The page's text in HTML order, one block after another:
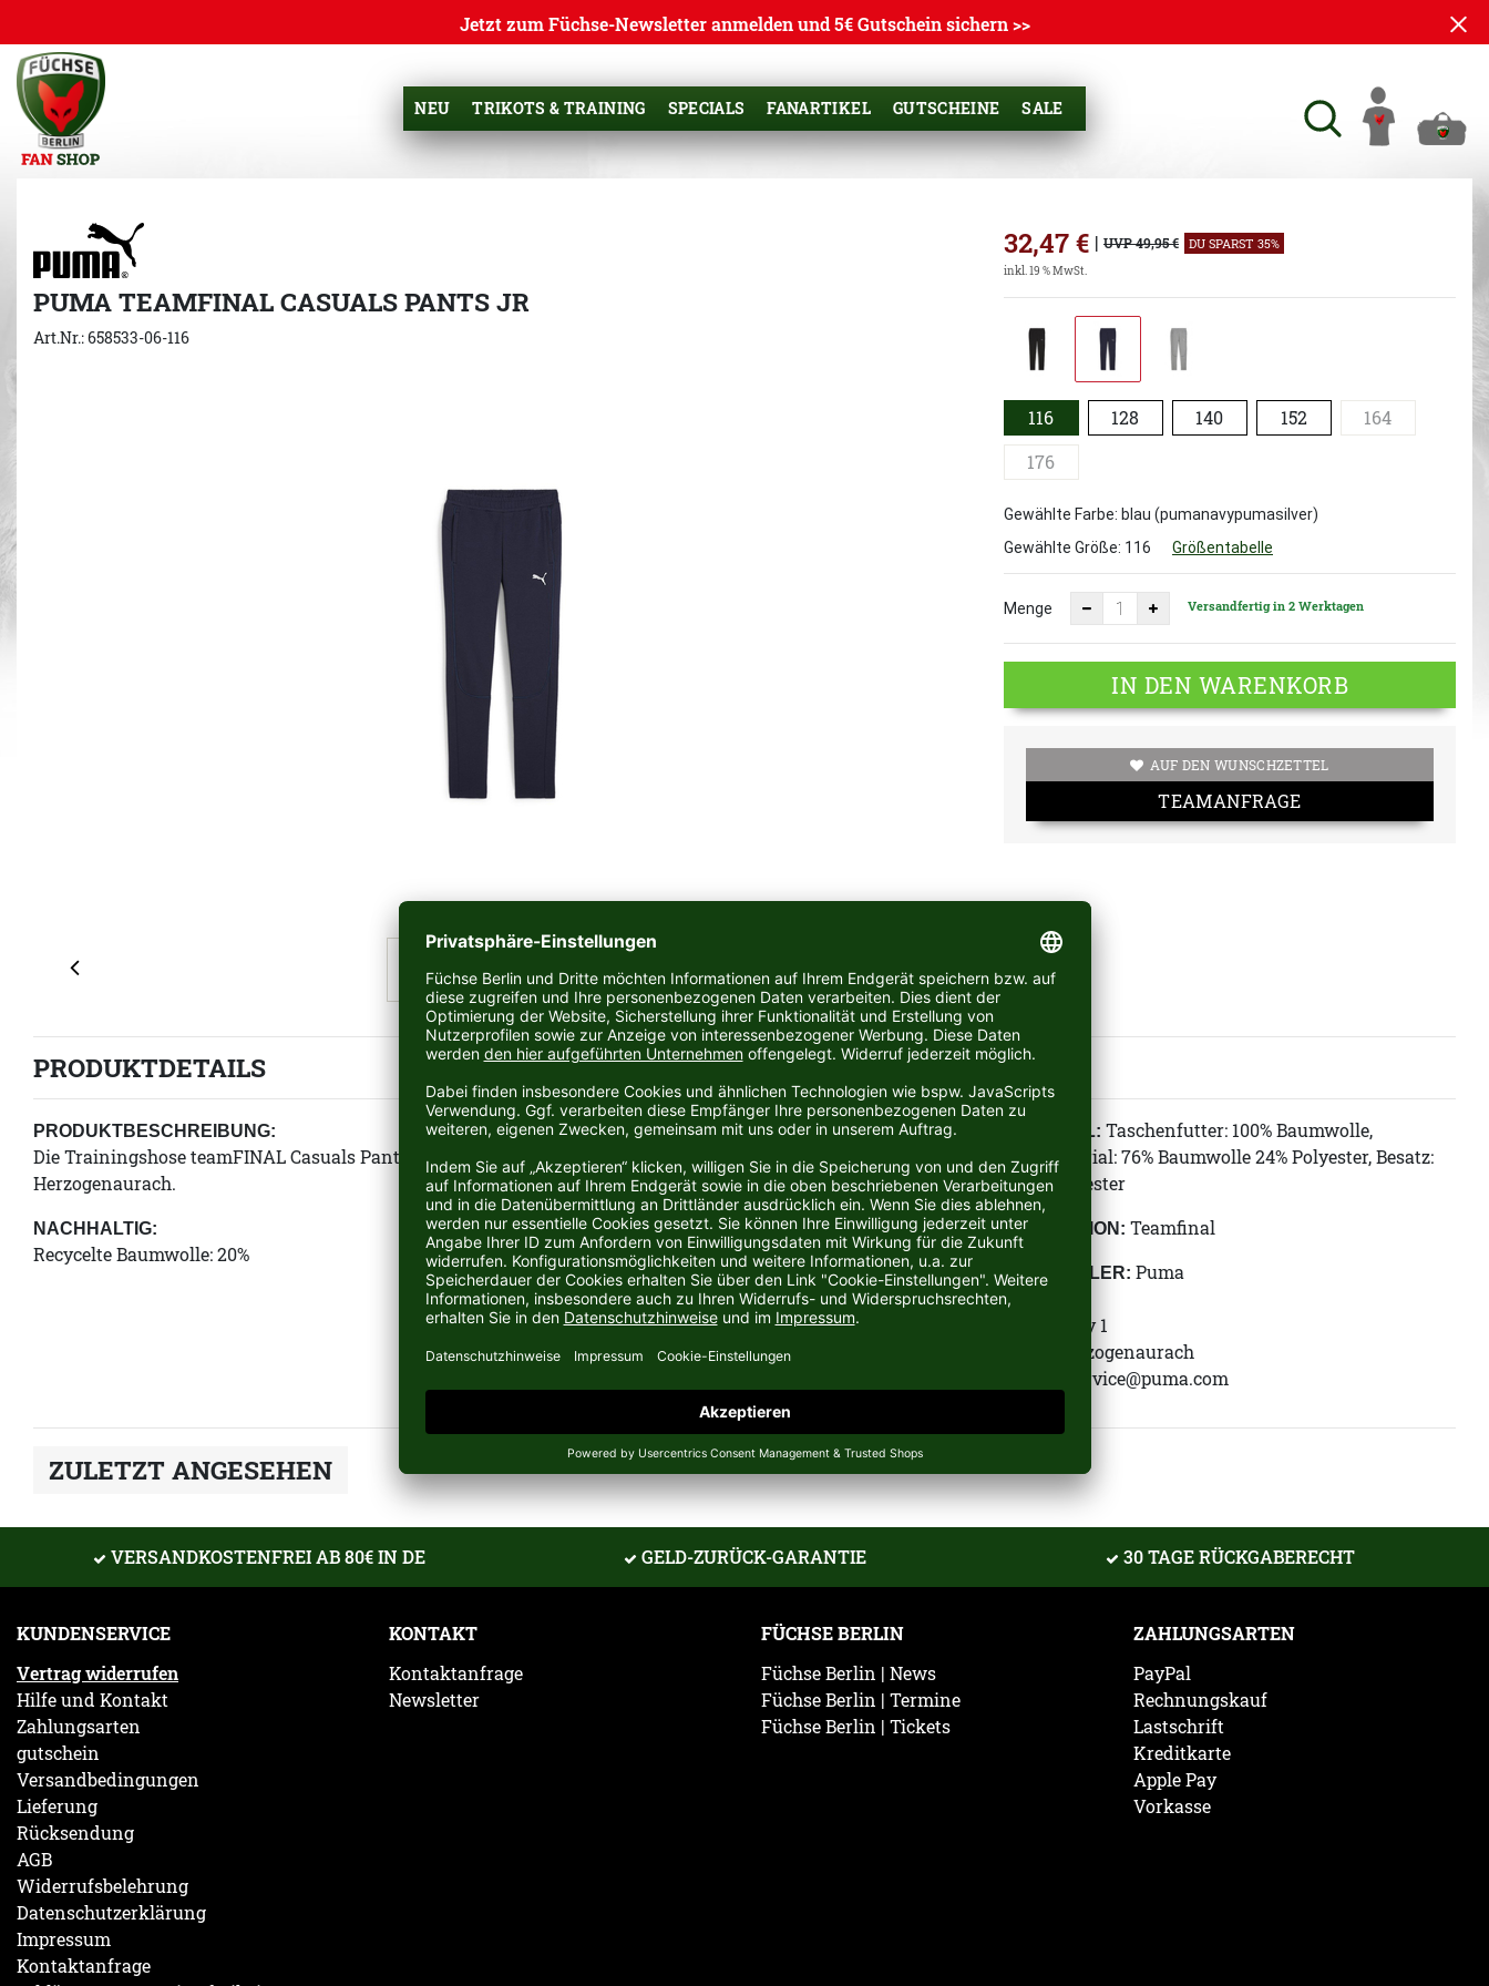
Jetzt zum Füchse-Newsletter anmelden und 5€ Gutschein sichern >>
NEU TRIKOTS & TRAINING SPECIALS FANARTIKEL GUTSCHEINE SALE
PUMA TEAMFINAL CASUALS PANTS JR
Art.Nr.: 658533-06-116
32,47€ | UVP 49,95 € DU SPARST 35%
inkl. 19 % MwSt.
116 128 140 152
164
176
Gewählte Farbe: blau (pumanavypumasilver)
Gewählte Größe: 116 Größentabelle
Menge Versandfertig in 2 Werktagen
IN DEN WARENKORB
AUF DEN WUNSCHZETTEL
TEAMANFRAGE
PRODUKTDETAILS
PRODUKTBESCHREIBUNG:
Die Trainingshose teamFINAL Casuals Pants Jr vom deutschen Sportartikelhersteller Puma aus
Herzogenaurach.
NACHHALTIG:
Recycelte Baumwolle: 20%
MATERIAL: Taschenfutter: 100% Baumwolle,
Obermaterial: 76% Baumwolle 24% Polyester, Besatz:
100% Polyester
KOLLEKTION: Teamfinal
HERSTELLER: Puma
Puma SE
Puma Way 1
91074 Herzogenaurach
service@puma.com
ZULETZT ANGESEHEN
VERSANDKOSTENFREI AB 80€ IN DE GELD-ZURÜCK-GARANTIE 30 TAGE RÜCKGABERECHT
KUNDENSERVICE
Vertrag widerrufen
Hilfe und Kontakt
Zahlungsarten
gutschein
Versandbedingungen
Lieferung
Rücksendung
AGB
Widerrufsbelehrung
Datenschutzerklärung
Impressum
Kontaktanfrage
KONTAKT
Kontaktanfrage
Newsletter
FÜCHSE BERLIN
Füchse Berlin | News
Füchse Berlin | Termine
Füchse Berlin | Tickets
ZAHLUNGSARTEN
PayPal
Rechnungskauf
Lastschrift
Kreditkarte
Apple Pay
Vorkasse